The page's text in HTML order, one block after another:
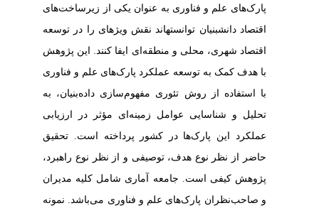
پارک‌های علم و فناوری به عنوان یکی از زیرساخت‌های
اقتصاد دانش‏بنیان توانسته‏اند نقش ویژه‏ای را در توسعه
اقتصاد شهری، محلی و منطقه‌ای ایفا کنند. این پژوهش
با هدف کمک به توسعه عملکرد پارک‌های علم و فناوری
با استفاده از روش تئوری مفهوم‌سازی داده‌بنیان، به
تحلیل و شناسایی عوامل زمینه‌ای مؤثر در ارزیابی
عملکرد این پارک‌ها در کشور پرداخته است. تحقیق
حاضر از نظر نوع هدف، توصیفی و از نظر نوع راهبرد،
پژوهش کیفی است. جامعه آماری شامل کلیه مدیران
و صاحب‌نظران پارک‌های علم و فناوری می‌باشد. نمونه